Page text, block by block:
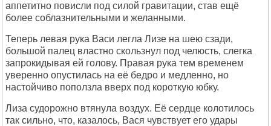
аппетитно повисли под силой гравитации, став ещё
более соблазнительными и желанными.
Теперь левая рука Васи легла Лизе на шею сзади,
большой палец властно скользнул под челюсть, слегка
запрокидывая ей голову. Правая рука тем временем
уверенно опустилась на её бедро и медленно, но
настойчиво поползла вверх под короткую юбку.
Лиза судорожно втянула воздух. Её сердце колотилось
так сильно, что, казалось, Вася чувствует его удары